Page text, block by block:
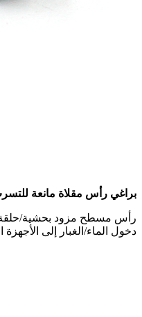
براغي رأس مقلاة مانعة
رأس مسطح مزود بحشية/حلقة
دخول الماء/الغبار إلى الأجهزة